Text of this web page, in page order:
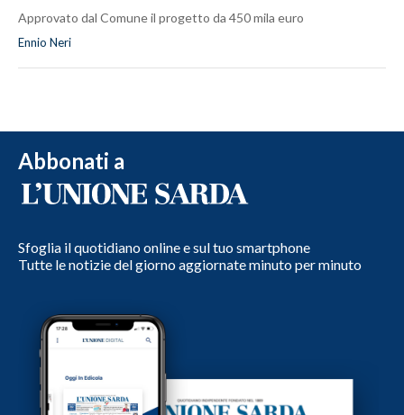
Approvato dal Comune il progetto da 450 mila euro
Ennio Neri
Abbonati a
Sfoglia il quotidiano online e sul tuo smartphone
Tutte le notizie del giorno aggiornate minuto per minuto